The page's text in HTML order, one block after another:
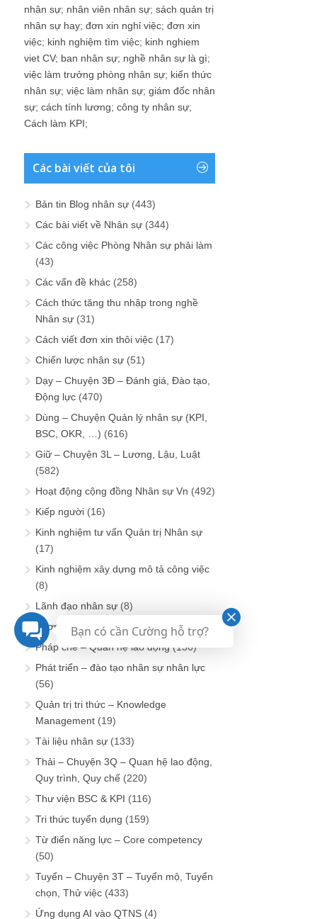
nhân sự; nhân viên nhân sự; sách quản trị
nhân sự hay; đơn xin nghỉ việc; đơn xin
việc; kinh nghiệm tìm việc; kinh nghiem
viet CV; ban nhân sự; nghề nhân sự là gì;
việc làm trưởng phòng nhân sự; kiến thức
nhân sự; việc làm nhân sự; giám đốc nhân
sự; cách tính lương; công ty nhân sự;
Cách làm KPI;
Các bài viết của tôi
Bản tin Blog nhân sự (443)
Các bài viết về Nhân sự (344)
Các công việc Phòng Nhân sự phải làm
(43)
Các vấn đề khác (258)
Cách thức tăng thu nhập trong nghề
Nhân sự (31)
Cách viết đơn xin thôi việc (17)
Chiến lược nhân sự (51)
Dạy – Chuyện 3Đ – Đánh giá, Đào tạo,
Động lực (470)
Dùng – Chuyện Quản lý nhân sự (KPI,
BSC, OKR, …) (616)
Giữ – Chuyện 3L – Lương, Lậu, Luật
(582)
Hoạt động cộng đồng Nhân sự Vn (492)
Kiếp người (16)
Kinh nghiệm tư vấn Quản trị Nhân sự
(17)
Kinh nghiệm xây dựng mô tả công việc
(8)
Lãnh đạo nhân sự (8)
Lương thưởng và đãi ngộ(112)
Pháp chế – Quan hệ lao động(136)
Phát triển – đào tạo nhân sự nhân lực
(56)
Quản trị tri thức – Knowledge
Management (19)
Tài liệu nhân sự (133)
Thải – Chuyện 3Q – Quan hệ lao động,
Quy trình, Quy chế (220)
Thư viện BSC & KPI (116)
Tri thức tuyển dụng (159)
Từ điển năng lực – Core competency
(50)
Tuyển – Chuyện 3T – Tuyển mộ, Tuyển
chọn, Thử việc (433)
Ứng dụng AI vào QTNS (4)
Bạn có cần Cường hỗ trợ?